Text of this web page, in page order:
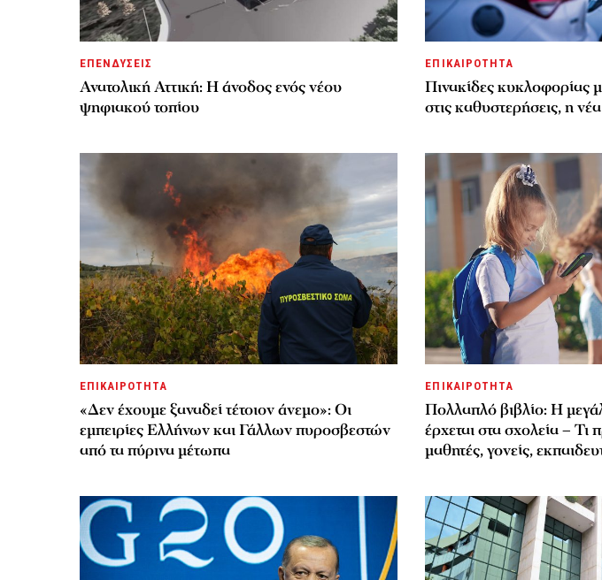
ΕΠΕΝΔΥΣΕΙΣ
Ανατολική Αττική: Η άνοδος ενός νέου
ψηφιακού τοπίου
ΕΠΙΚΑΙΡΟΤΗΤΑ
Πινακίδες κυκλοφορίας
στις καθυστερήσεις, η
ΕΠΙΚΑΙΡΟΤΗΤΑ
«Δεν έχουμε ξαναδεί τέτοιον άνεμο»: Οι
εμπειρίες Ελλήνων και Γάλλων πυροσβεστών
από τα πύρινα μέτωπα
ΕΠΙΚΑΙΡΟΤΗΤΑ
Πολλαπλό βιβλίο: Η
έρχεται στα σχολεία – Τι
μαθητές, γονείς,